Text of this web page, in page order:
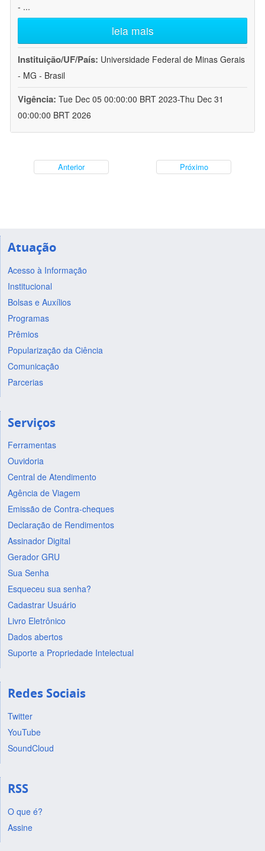
- ...
leia mais
Instituição/UF/País: Universidade Federal de Minas Gerais
- MG - Brasil
Vigência: Tue Dec 05 00:00:00 BRT 2023-Thu Dec 31
00:00:00 BRT 2026
Anterior Próximo
Atuação
Acesso à Informação
Institucional
Bolsas e Auxílios
Programas
Prêmios
Popularização da Ciência
Comunicação
Parcerias
Serviços
Ferramentas
Ouvidoria
Central de Atendimento
Agência de Viagem
Emissão de Contra-cheques
Declaração de Rendimentos
Assinador Digital
Gerador GRU
Sua Senha
Esqueceu sua senha?
Cadastrar Usuário
Livro Eletrônico
Dados abertos
Suporte a Propriedade Intelectual
Redes Sociais
Twitter
YouTube
SoundCloud
RSS
O que é?
Assine